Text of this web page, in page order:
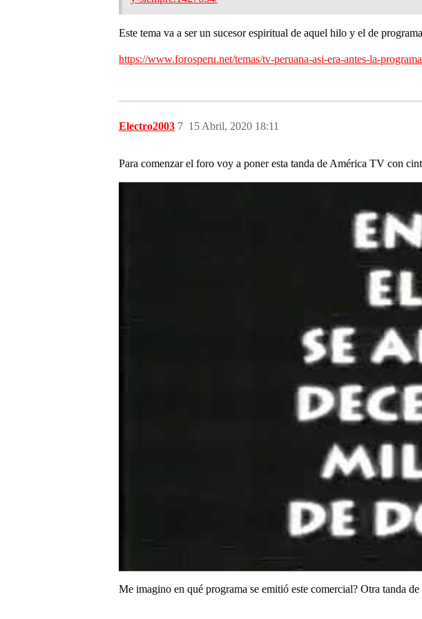
Este tema va a ser un sucesor espiritual de aquel hilo y el de
https://www.forosperu.net/temas/tv-peruana-asi-era-antes-la-
Electro2003 15 Abril, 2020 18:11
7
Para comenzar el foro voy a poner esta tanda de América TV con
Me imagino en qué programa se emitió este comercial? Otra tanda